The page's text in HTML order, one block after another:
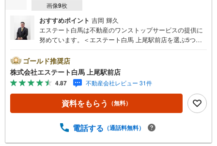
画像9枚
おすすめポイント 吉岡 輝久
エステート白馬は不動産のワンストップサービスの提供に
努めています。＜エステート白馬 上尾駅前店を選ぶ5つの
ーヨーカドー上尾駅前店」内に立地。2.無料駐車場完備の
お店立体駐車場は全480台収容可。駐車場完備してます。3.
大型キッズスペース当店自慢のキッズスペースをぜひご覧
ください。店内におむつ替えコーナーもご用意してます。
4.年中無休・365日営業でお手伝い営業時間:10時～20時ま
で。スピードある対応が自慢のお店です。5.提携FPへの無
ンナーと無料相談。ローン返済について、老後や学費等も
ゴールド推奨店
株式会社エステート白馬 上尾駅前店
4.87 不動産会社レビュー 31件
資料をもらう （無料）
電話する （通話料無料）